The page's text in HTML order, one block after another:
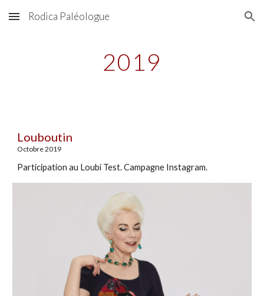
Skip to main content Skip to navigation
Rodica Paléologue
2019
Louboutin
Octobre 2019
Participation au Loubi Test. Campagne Instagram.